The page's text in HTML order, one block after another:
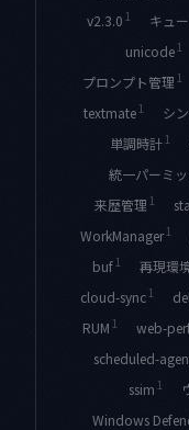
v2.3.0 1 キュ
unicode 1
プロンプト管理 1
textmate 1 シ
単調時計 1
統一パーミ
来歴管理 1
WorkManager 1
buf 1 再現環
cloud-sync 1
RUM 1 web-
scheduled-
ssim 1
Windows